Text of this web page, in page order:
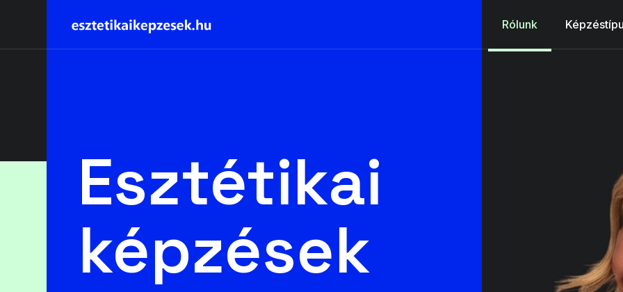
Rólunk
Esztétikai
képzések